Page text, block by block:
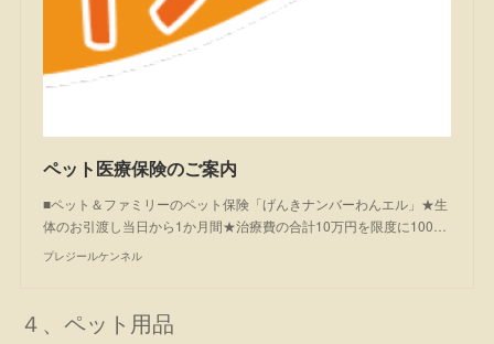
ペット医療保険のご案内
■ペット＆ファミリーのペット保険「げんきナンバーわんエル」★生
体のお引渡し当日から1か月間★治療費の合計10万円を限度に100…
プレジールケンネル
４、ペット用品